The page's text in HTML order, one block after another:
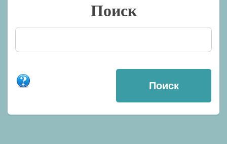
Поиск